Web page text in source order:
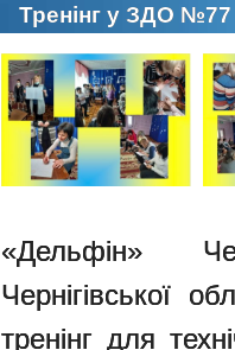
Тренінг у ЗДО №77
«Дельфін»
Чернігівської
тренінг для